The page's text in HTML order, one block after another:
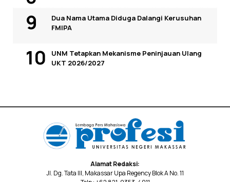
Dua Nama Utama Diduga Dalangi Kerusuhan
FMIPA
UNM Tetapkan Mekanisme Peninjauan Ulang
UKT 2026/2027
Alamat Redaksi:
Jl. Dg. Tata III, Makassar Upa Regency Blok A No. 11